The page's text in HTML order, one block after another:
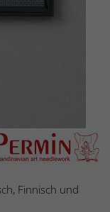
Finnisch und